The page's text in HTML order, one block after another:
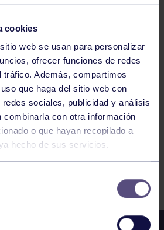
cookies
web se usan para personalizar
ofrecer funciones de redes
Además, compartimos
que haga del sitio web con
sociales, publicidad y análisis
combinarla con otra información
o que hayan recopilado a
hecho de sus servicios.
DE ONÍS – RGCC B
1076 1077 1078
1079
1080